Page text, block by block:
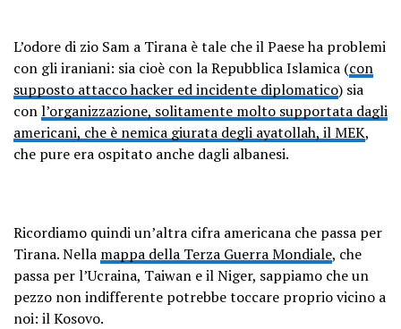
L’odore di zio Sam a Tirana è tale che il Paese ha problemi
con gli iraniani: sia cioè con la Repubblica Islamica (con
supposto attacco hacker ed incidente diplomatico) sia
conl’organizzazione, solitamente molto supportata dagli
americani, che è nemica giurata degli ayatollah, il MEK,
che pure era ospitato anche dagli albanesi.
Ricordiamo quindi un’altra cifra americana che passa per
Tirana. Nella mappa della Terza Guerra Mondiale, che
passa per l’Ucraina, Taiwan e il Niger, sappiamo che un
pezzo non indifferente potrebbe toccare proprio vicino a
noi: il Kosovo.